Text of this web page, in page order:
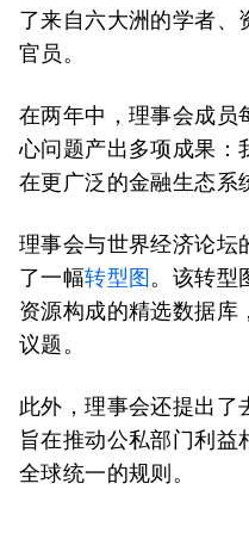
了来自六大洲的学者、
官员。
在两年中，理事会成员
心问题产出多项成果：
在更广泛的金融生态系
理事会与世界经济论坛
了一幅转型图 。该转型
资源构成的精选数据库
议题。
此外，理事会还提出了
旨在推动公私部门利益
全球统一的规则。